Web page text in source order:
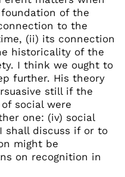
of the
to the
(ii) its connection
historicality of the
I think we ought to
further. His theory
still if the
social were
one: (iv) social
shall discuss if or to
might be
on recognition in